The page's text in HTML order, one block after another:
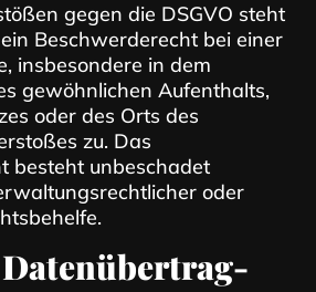
gegen die DSGVO steht
Beschwerderecht bei einer
insbesondere in dem
gewöhnlichen Aufenthalts,
oder des Orts des
zu. Das
besteht unbeschadet
oder
Daten­übertrag­